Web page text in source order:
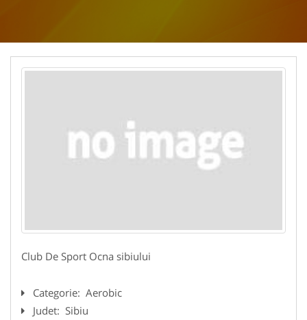
Club De Sport Ocna sibiului
Categorie: Aerobic
Judet: Sibiu